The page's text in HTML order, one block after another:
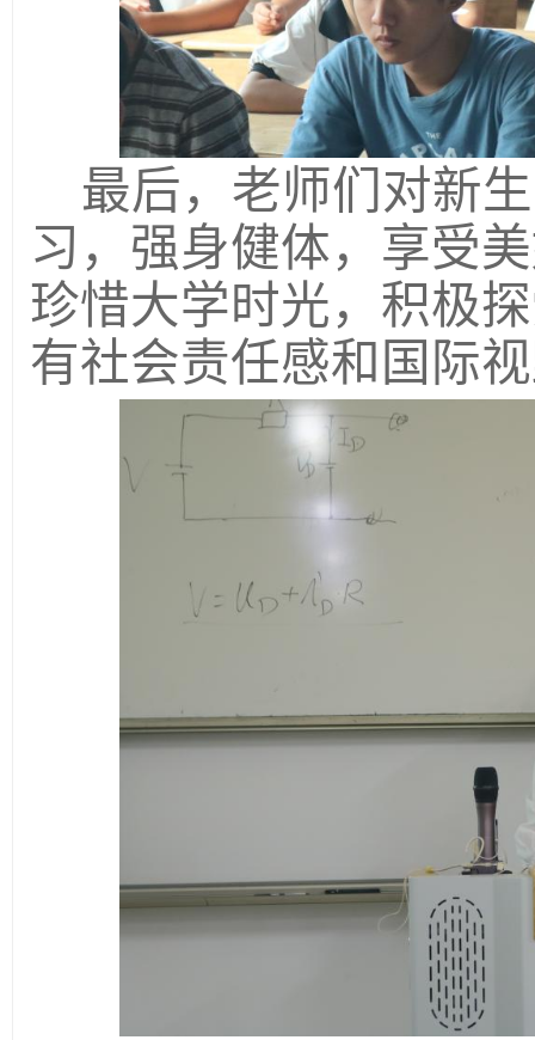
最后，老师们对新
习，强身健体，享受
珍惜大学时光，积极
有社会责任感和国际